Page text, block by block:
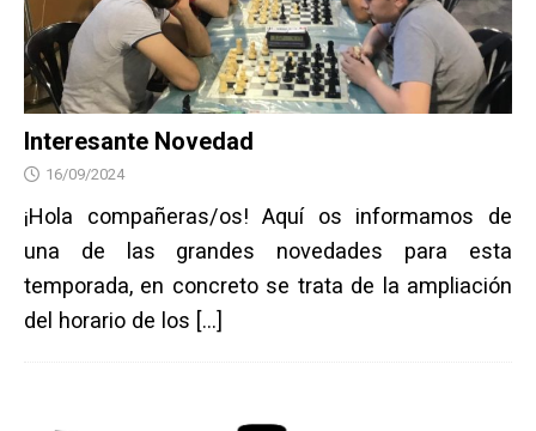
Interesante Novedad
16/09/2024
¡Hola compañeras/os! Aquí os informamos de
una de las grandes novedades para esta
temporada, en concreto se trata de la ampliación
del horario de los […]